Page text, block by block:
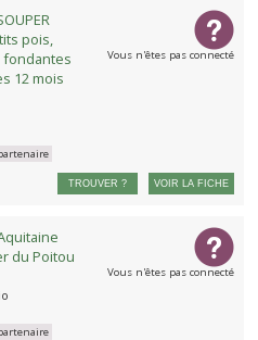
pois,
12 mois
TROUVER ?
Vous n'êtes pas connecté
VOIR LA FICHE
du Poitou
Vous n'êtes pas connecté